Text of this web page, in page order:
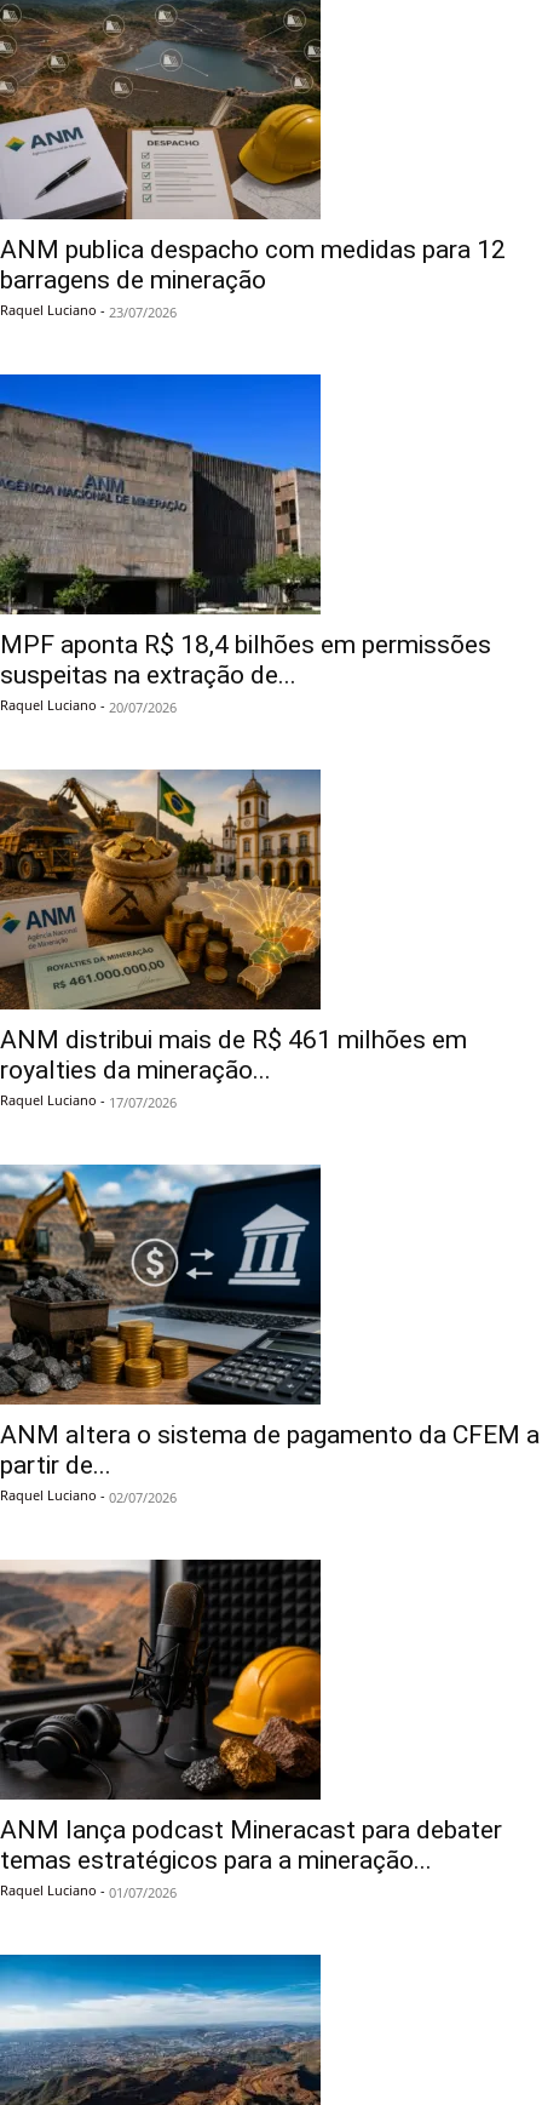
ANM publica despacho com medidas para 12
barragens de mineração
Raquel Luciano - 23/07/2026
MPF aponta R$ 18,4 bilhões em permissões
suspeitas na extração de...
Raquel Luciano - 20/07/2026
ANM distribui mais de R$ 461 milhões em
royalties da mineração...
Raquel Luciano - 17/07/2026
ANM altera o sistema de pagamento da CFEM a
partir de...
Raquel Luciano - 02/07/2026
ANM lança podcast Mineracast para debater
temas estratégicos para a mineração...
Raquel Luciano - 01/07/2026